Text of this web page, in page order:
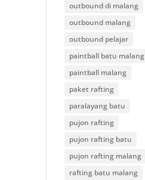
outbound di malang
outbound malang
outbound pelajar
paintball batu malang
paintball malang
paket rafting
paralayang batu
pujon rafting
pujon rafting batu
pujon rafting malang
rafting batu malang